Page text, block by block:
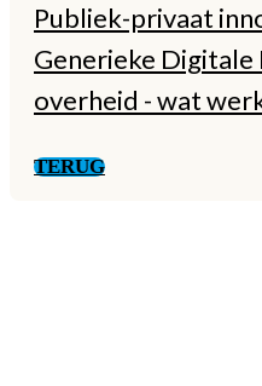
Publiek-privaat
Generieke
overheid - wat
TERUG